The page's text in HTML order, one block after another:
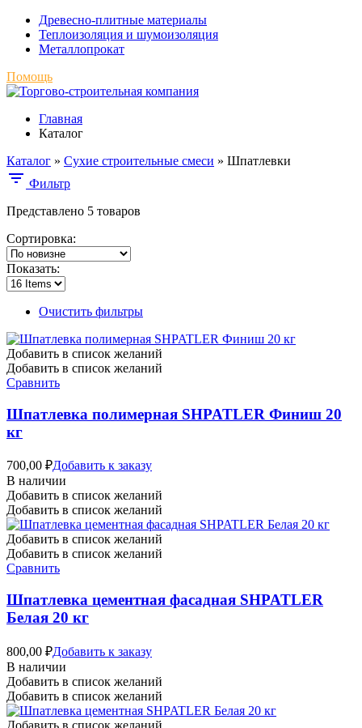
Древесно-плитные материалы
Теплоизоляция и шумоизоляция
Металлопрокат
Помощь
Главная
Каталог
Каталог » Сухие строительные смеси » Шпатлевки
Фильтр
Представлено 5 товаров
Сортировка:
Показать:
Очистить фильтры
Добавить в список желаний
Добавить в список желаний
Сравнить
Шпатлевка полимерная SHPATLER Финиш 20
кг
700,00 ₽Добавить к заказу
В наличии
Добавить в список желаний
Добавить в список желаний
Добавить в список желаний
Добавить в список желаний
Сравнить
Шпатлевка цементная фасадная SHPATLER
Белая 20 кг
800,00 ₽Добавить к заказу
В наличии
Добавить в список желаний
Добавить в список желаний
Добавить в список желаний